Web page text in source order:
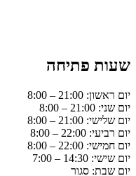
שעות פתיחה
יום ראשון: 21:00 – 8:00
יום שני: 21:00 – 8:00
יום שלישי: 21:00 – 8:00
יום רביעי: 22:00 – 8:00
יום חמישי: 22:00 – 8:00
יום שישי: 14:30 – 7:00
יום שבת: סגור